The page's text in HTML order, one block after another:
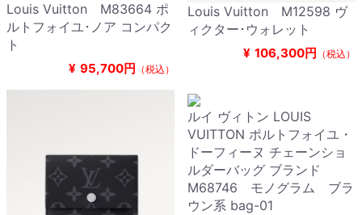
Louis Vuitton M83664 ポ
ルトフォイユ･ノア コンパク
ト
¥ 95,700円 （税込）
Louis Vuitton M12598 ヴ
ィクター･ウォレット
¥ 106,300円 （税込）
ルイ ヴィトン LOUIS
VUITTON ポルトフォイユ・
ドーフィーヌ チェーンショ
ルダーバッグ ブランド
M68746 モノグラム ブラ
ウン系 bag-01